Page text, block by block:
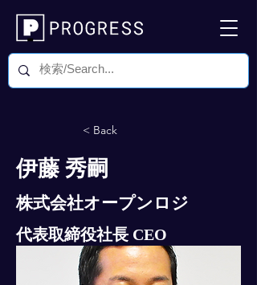
< Back
伊藤 秀嗣
株式会社オープンロジ
代表取締役社長 CEO